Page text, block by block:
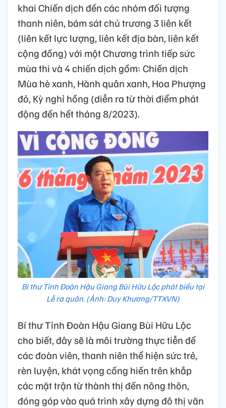
khai Chiến dịch đến các nhóm đối tượng
thanh niên, bám sát chủ trương 3 liên kết
(liên kết lực lượng, liên kết địa bàn, liên kết
cộng đồng) với một Chương trình tiếp sức
mùa thi và 4 chiến dịch gồm: Chiến dịch
Mùa hè xanh, Hành quân xanh, Hoa Phượng
đỏ, Kỳ nghỉ hồng (diễn ra từ thời điểm phát
động đến hết tháng 8/2023).
Bí thư Tỉnh Đoàn Hậu Giang Bùi Hữu Lộc phát biểu tại
Lễ ra quân. (Ảnh: Duy Khương/TTXVN)
Bí thư Tỉnh Đoàn Hậu Giang Bùi Hữu Lộc
cho biết, đây sẽ là môi trường thực tiễn để
các đoàn viên, thanh niên thể hiện sức trẻ,
rèn luyện, khát vọng cống hiến trên khắp
các mặt trận từ thành thị đến nông thôn,
đóng góp vào quá trình xây dựng đô thị văn